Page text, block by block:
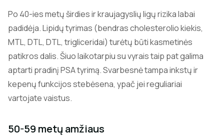
Po 40-ies metų širdies ir kraujagyslių ligų rizika labai
padidėja. Lipidų tyrimas (bendras cholesterolio kiekis,
MTL, DTL, DTL, trigliceridai) turėtų būti kasmetinės
patikros dalis. Šiuo laikotarpiu su vyrais taip pat galima
aptarti pradinį PSA tyrimą. Svarbesnė tampa inkstų ir
kepenų funkcijos stebėsena, ypač jei reguliariai
vartojate vaistus.
50-59 metų amžiaus